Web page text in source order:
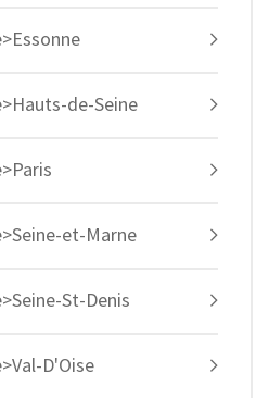
de-Seine
et-Marne
St-Denis
D'Oise